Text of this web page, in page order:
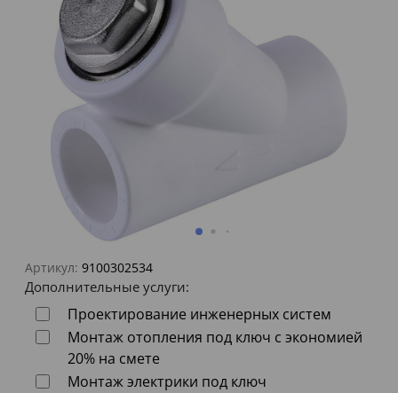
Артикул: 9100302534
Дополнительные услуги:
Проектирование инженерных систем
Монтаж отопления под ключ с экономией
20% на смете
Монтаж электрики под ключ